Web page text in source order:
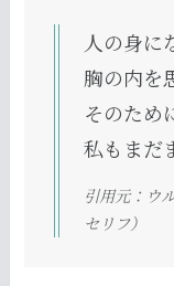
人の身に
胸の内を
そのため
私もまだ
引用元：ウ
セリフ）